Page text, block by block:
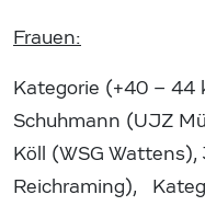
Frauen:
Kategorie (+40 – 44
Schuhmann (UJZ
Köll (WSG
Reichraming),